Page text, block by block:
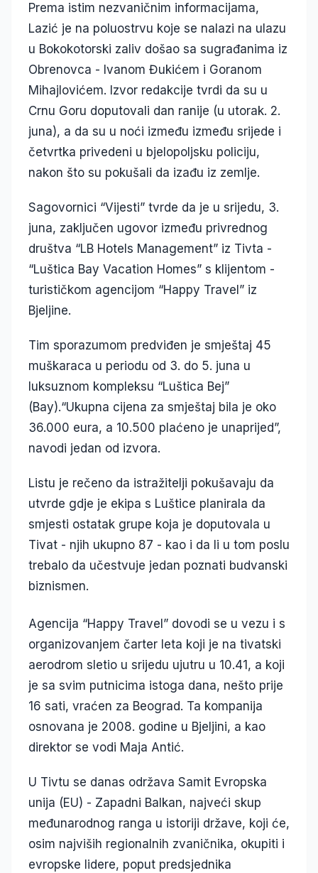
Prema istim nezvaničnim informacijama,
Lazić je na poluostrvu koje se nalazi na ulazu
u Bokokotorski zaliv došao sa sugrađanima iz
Obrenovca - Ivanom Đukićem i Goranom
Mihajlovićem. Izvor redakcije tvrdi da su u
Crnu Goru doputovali dan ranije (u utorak. 2.
juna), a da su u noći između između srijede i
četvrtka privedeni u bjelopoljsku policiju,
nakon što su pokušali da izađu iz zemlje.
Sagovornici “Vijesti” tvrde da je u srijedu, 3.
juna, zaključen ugovor između privrednog
društva “LB Hotels Management” iz Tivta -
“Luštica Bay Vacation Homes” s klijentom -
turističkom agencijom “Happy Travel” iz
Bjeljine.
Tim sporazumom predviđen je smještaj 45
muškaraca u periodu od 3. do 5. juna u
luksuznom kompleksu “Luštica Bej”
(Bay).“Ukupna cijena za smještaj bila je oko
36.000 eura, a 10.500 plaćeno je unaprijed”,
navodi jedan od izvora.
Listu je rečeno da istražitelji pokušavaju da
utvrde gdje je ekipa s Luštice planirala da
smjesti ostatak grupe koja je doputovala u
Tivat - njih ukupno 87 - kao i da li u tom poslu
trebalo da učestvuje jedan poznati budvanski
biznismen.
Agencija “Happy Travel” dovodi se u vezu i s
organizovanjem čarter leta koji je na tivatski
aerodrom sletio u srijedu ujutru u 10.41, a koji
je sa svim putnicima istoga dana, nešto prije
16 sati, vraćen za Beograd. Ta kompanija
osnovana je 2008. godine u Bjeljini, a kao
direktor se vodi Maja Antić.
U Tivtu se danas održava Samit Evropska
unija (EU) - Zapadni Balkan, najveći skup
međunarodnog ranga u istoriji države, koji će,
osim najviših regionalnih zvaničnika, okupiti i
evropske lidere, poput predsjednika